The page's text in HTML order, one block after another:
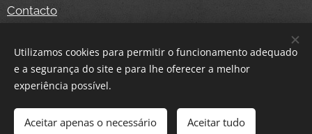
Contacto
Login
Cookies
Utilizamos cookies para permitir o funcionamento adequado
e a segurança do site e para lhe oferecer a melhor
experiência possível.
Aceitar apenas o necessário Aceitar tudo